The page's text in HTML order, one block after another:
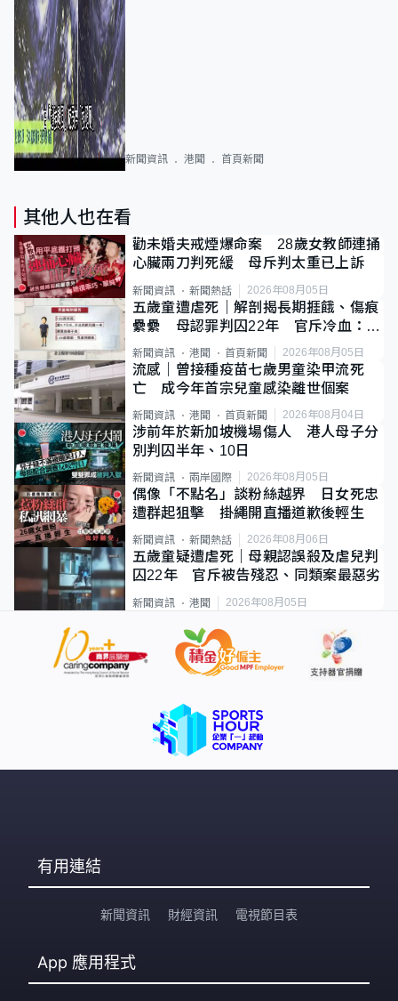
新聞資訊 港聞 首頁新聞
其他人也在看
勸未婚夫戒煙爆命案 28歲女教師連捅
心臟兩刀判死緩 母斥判太重已上訴
新聞資訊 新聞熱話 2026年08月05日
五歲童遭虐死｜解剖揭長期捱餓、傷痕
纍纍 母認罪判囚22年 官斥冷血：同
類案最惡劣
新聞資訊 港聞 首頁新聞 2026年08月05日
流感｜曾接種疫苗七歲男童染甲流死
亡 成今年首宗兒童感染離世個案
新聞資訊 港聞 首頁新聞 2026年08月04日
涉前年於新加坡機場傷人 港人母子分
別判囚半年、10日
新聞資訊 兩岸國際 2026年08月05日
偶像「不點名」談粉絲越界 日女死忠
遭群起狙擊 掛繩開直播道歉後輕生
新聞資訊 新聞熱話 2026年08月06日
五歲童疑遭虐死｜母親認誤殺及虐兒判
囚22年 官斥被告殘忍、同類案最惡劣
新聞資訊 港聞 2026年08月05日
有用連結
新聞資訊 財經資訊 電視節目表
App 應用程式